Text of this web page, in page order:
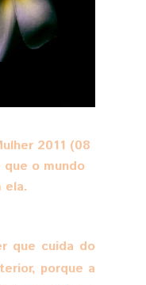
2011 (08
o mundo
ela.
que cuida do
porque a